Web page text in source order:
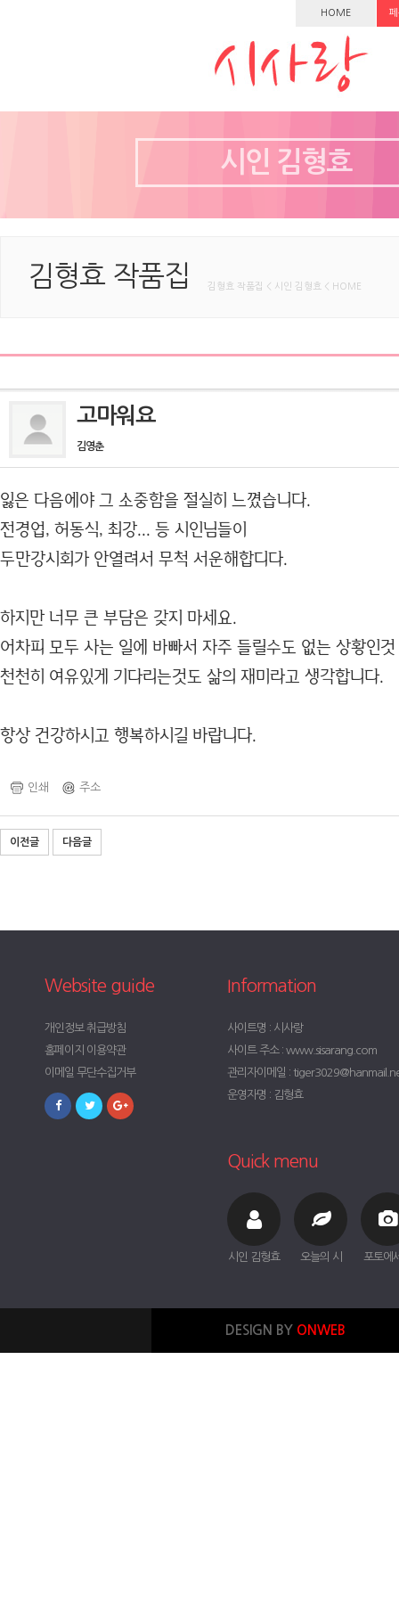
HOME
시인 김형효
김형효 작품집 김형효 작품집 < 시인 김형효 < HOME
고마워요
김영춘
잃은 다음에야 그 소중함을 절실히 느꼈습니다.
전경업, 허동식, 최강... 등 시인님들이
두만강시회가 안열려서 무척 서운해합디다.
하지만 너무 큰 부담은 갖지 마세요.
어차피 모두 사는 일에 바빠서 자주 들릴수도 없는 상황인
천천히 여유있게 기다리는것도 삶의 재미라고 생각합니다.
항상 건강하시고 행복하시길 바랍니다.
인쇄 주소
이전글 다음글
Website guide
개인정보 취급방침
홈페이지 이용약관
이메일 무단수집거부
Information
사이트명 : 시사랑
사이트 주소 : www.sisarang.com
관리자이메일 :
운영자명 : 김형효
Quick menu
시인 김형효 오늘의 시 포토에
DESIGN BY ONWEB